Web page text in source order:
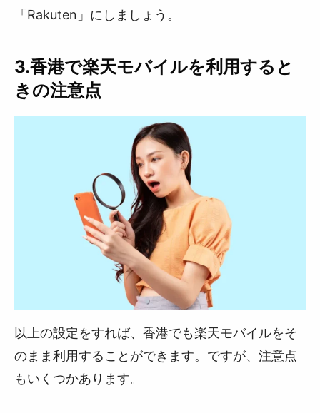
「Rakuten」にしましょう。
3.香港で楽天モバイルを利用すると
きの注意点
以上の設定をすれば、香港でも楽天モバイルをそ
のまま利用することができます。ですが、注意点
もいくつかあります。